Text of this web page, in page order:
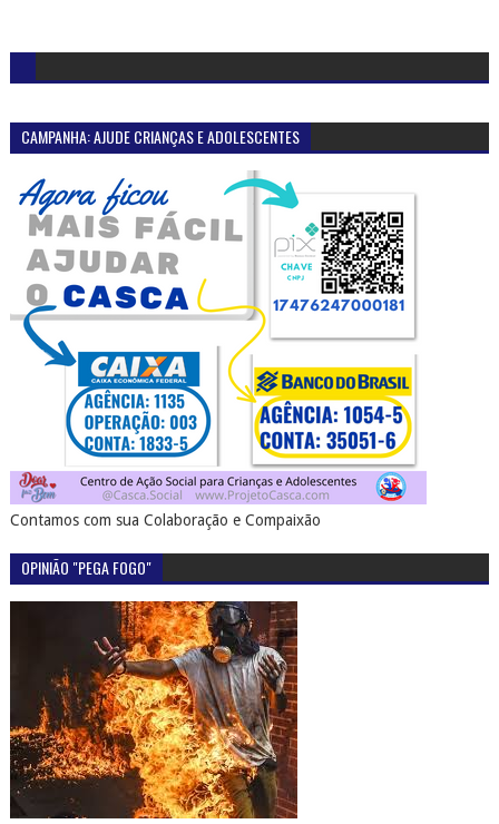
CAMPANHA: AJUDE CRIANÇAS E ADOLESCENTES
Contamos com sua Colaboração e Compaixão
OPINIÃO "PEGA FOGO"